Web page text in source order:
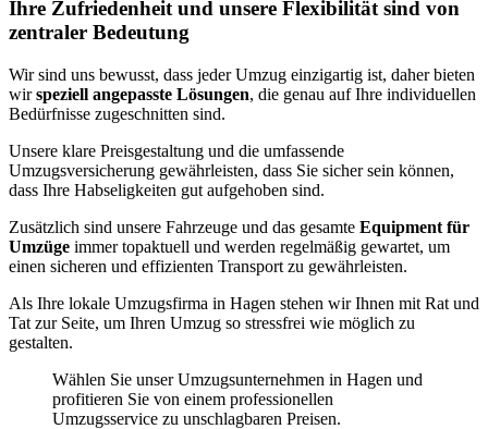
Ihre Zufriedenheit und unsere Flexibilität sind von
zentraler Bedeutung
Wir sind uns bewusst, dass jeder Umzug einzigartig ist, daher bieten
wirspeziell angepasste Lösungen, die genau auf Ihre individuellen
Bedürfnisse zugeschnitten sind.
Unsere klare Preisgestaltung und die umfassende
Umzugsversicherung gewährleisten, dass Sie sicher sein können,
dass Ihre Habseligkeiten gut aufgehoben sind.
Zusätzlich sind unsere Fahrzeuge und das gesamte Equipment für
Umzüge immer topaktuell und werden regelmäßig gewartet, um
einen sicheren und effizienten Transport zu gewährleisten.
Als Ihre lokale Umzugsfirma in Hagen stehen wir Ihnen mit Rat und
Tat zur Seite, um Ihren Umzug so stressfrei wie möglich zu
gestalten.
Wählen Sie unser Umzugsunternehmen in Hagen und
profitieren Sie von einem professionellen
Umzugsservice zu unschlagbaren Preisen.